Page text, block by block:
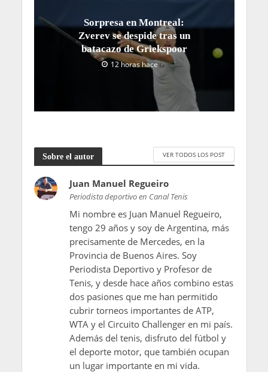
Sorpresa en Montreal:
Zverev se despide tras un
batacazo de Griekspoor
12 horas hace
Sobre el autor VER TODOS LOS POST
Juan Manuel Regueiro
Periodista deportivo en Canal Tenis
Mi nombre es Juan Manuel Regueiro,
tengo 29 años y soy de Argentina, más
precisamente de Mercedes, en la
Provincia de Buenos Aires. Soy
Periodista Deportivo y Profesor de
Tenis, y desde hace años combino estas
dos pasiones que me han permitido
cubrir torneos importantes de ATP,
WTA y el Circuito Challenger en mi país.
Además del tenis, disfruto del fútbol y
el deporte motor, que también ocupan
un lugar importante en mi vida.